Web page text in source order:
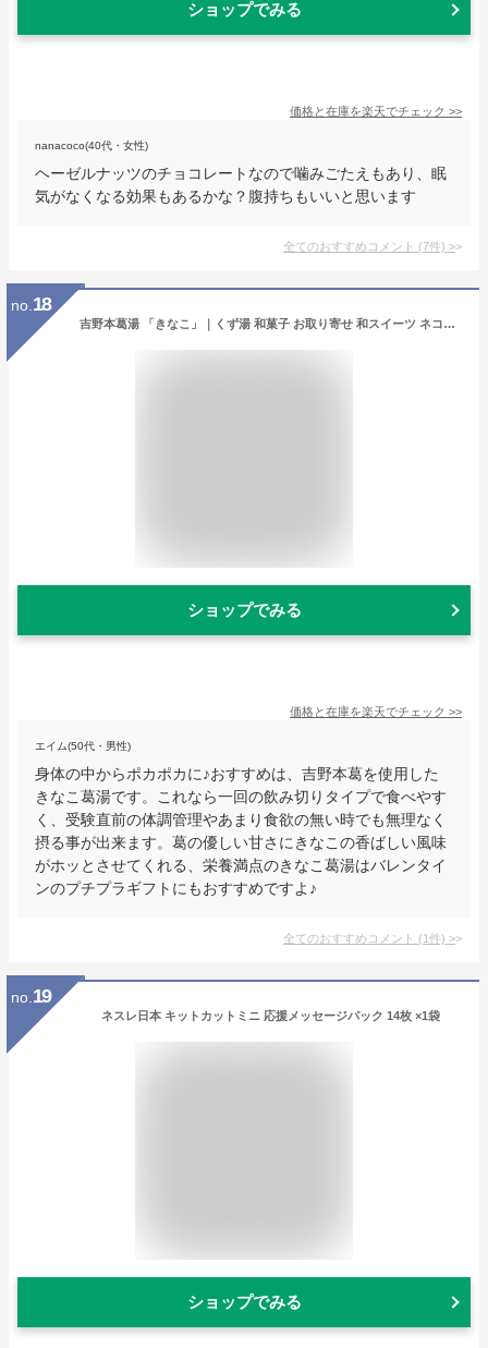
ショップでみる
価格と在庫を楽天でチェック >>
nanacoco(40代・女性)
ヘーゼルナッツのチョコレートなので噛みごたえもあり、眠
気がなくなる効果もあるかな？腹持ちもいいと思います
全てのおすすめコメント (7件) >
no. 18
吉野本葛湯 「きなこ」｜くず湯 和菓子 お取り寄せ 和スイーツ ネコポス配送
ショップでみる
価格と在庫を楽天でチェック >>
エイム(50代・男性)
身体の中からポカポカに♪おすすめは、吉野本葛を使用した
きなこ葛湯です。これなら一回の飲み切りタイプで食べやす
く、受験直前の体調管理やあまり食欲の無い時でも無理なく
摂る事が出来ます。葛の優しい甘さにきなこの香ばしい風味
がホッとさせてくれる、栄養満点のきなこ葛湯はバレンタイ
ンのプチプラギフトにもおすすめですよ♪
全てのおすすめコメント (1件) >
no. 19
ネスレ日本 キットカットミニ 応援メッセージパック 14枚 ×1袋
ショップでみる